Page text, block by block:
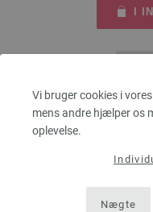
Vi bruger cookies i
mens andre hjælper os
oplevelse.
Nægte
I